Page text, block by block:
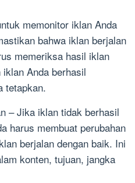
memonitor iklan Anda
bahwa iklan berjalan
memeriksa hasil iklan
Anda berhasil
tetapkan.
– Jika iklan tidak berhasil
harus membuat perubahan
berjalan dengan baik. Ini
konten, tujuan, jangka